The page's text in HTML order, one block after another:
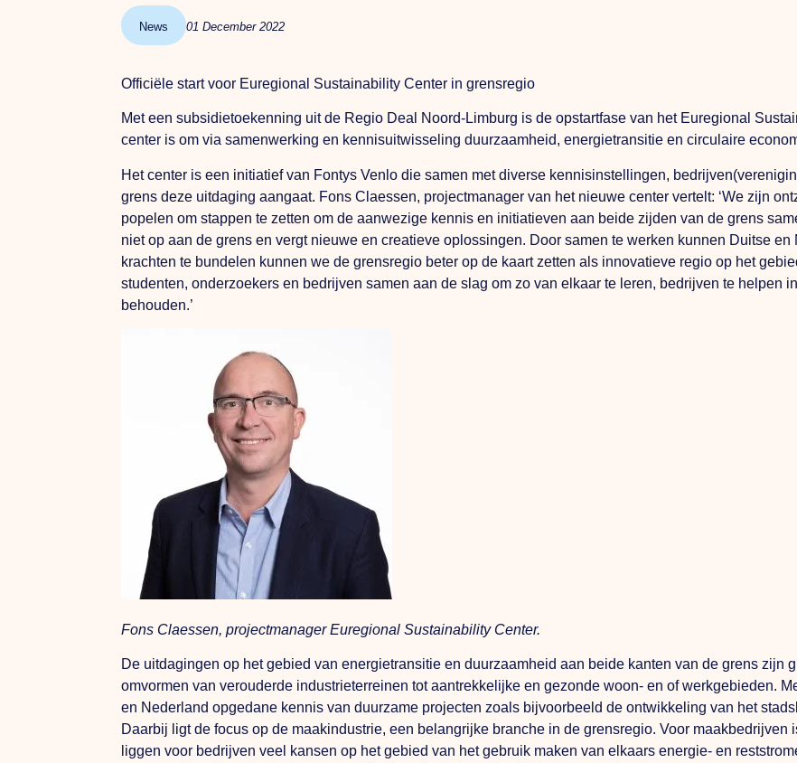
News 01 December 2022
Officiële start voor Euregional Sustainability Center in grensregio
Met een subsidietoekenning uit de Regio Deal Noord-Limburg is de opstartfase van het Euregional
center is om via samenwerking en kennisuitwisseling duurzaamheid, energietransitie en circulaire
Het center is een initiatief van Fontys Venlo die samen met diverse kennisinstellingen,
grens deze uitdaging aangaat. Fons Claessen, projectmanager van het nieuwe center vertelt: ‘We zijn
popelen om stappen te zetten om de aanwezige kennis en initiatieven aan beide zijden van de grens
niet op aan de grens en vergt nieuwe en creatieve oplossingen. Door samen te werken kunnen Duitse
krachten te bundelen kunnen we de grensregio beter op de kaart zetten als innovatieve regio op het
studenten, onderzoekers en bedrijven samen aan de slag om zo van elkaar te leren, bedrijven te helpen
behouden.’
Fons Claessen, projectmanager Euregional Sustainability Center.
De uitdagingen op het gebied van energietransitie en duurzaamheid aan beide kanten van de grens zijn
omvormen van verouderde industrieterreinen tot aantrekkelijke en gezonde woon- en of werkgebieden.
en Nederland opgedane kennis van duurzame projecten zoals bijvoorbeeld de ontwikkeling van het
Daarbij ligt de focus op de maakindustrie, een belangrijke branche in de grensregio. Voor maakbedrijven
liggen voor bedrijven veel kansen op het gebied van het gebruik maken van elkaars energie- en